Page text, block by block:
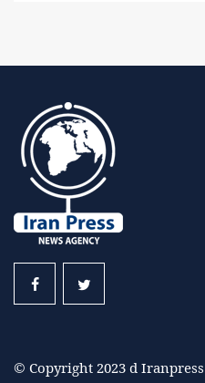
© Copyright 2023 d